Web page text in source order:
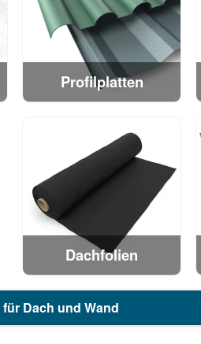
Profilplatten
Dachfolien
Dach und Wand